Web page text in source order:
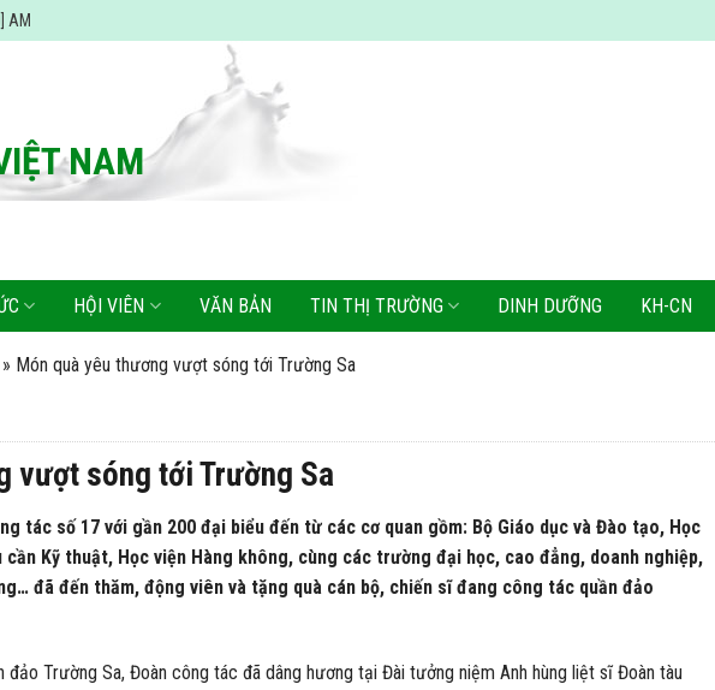
AM
HỘI VIÊN VĂN BẢN TIN THỊ TRƯỜNG DINH DƯỠNG KH-CN
» Món quà yêu thương vượt sóng tới Trường Sa
vượt sóng tới Trường Sa
tác số 17 với gần 200 đại biểu đến từ các cơ quan gồm: Bộ Giáo dục và Đào tạo, Học
cần Kỹ thuật, Học viện Hàng không, cùng các trường đại học, cao đẳng, doanh nghiệp,
đã đến thăm, động viên và tặng quà cán bộ, chiến sĩ đang công tác quần đảo
đảo Trường Sa, Đoàn công tác đã dâng hương tại Đài tưởng niệm Anh hùng liệt sĩ Đoàn tàu